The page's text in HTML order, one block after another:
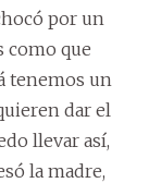
por un
como que
tenemos un
dar el
llevar así,
la madre,